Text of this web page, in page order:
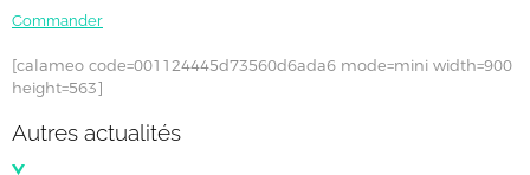
Commander
[calameo code=001124445d73560d6ada6 mode=mini width=900
height=563]
Autres actualités